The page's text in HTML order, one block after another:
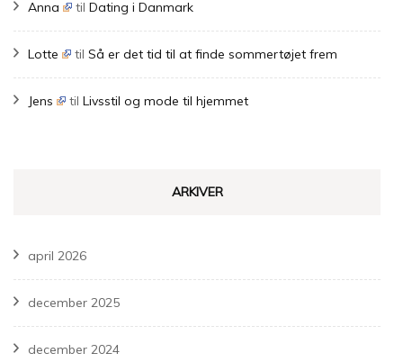
Anna tilDating i Danmark
Lotte tilSå er det tid til at finde sommertøjet frem
Jens tilLivsstil og mode til hjemmet
ARKIVER
april 2026
december 2025
december 2024